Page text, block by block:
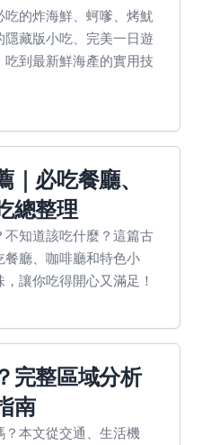
的炸海鮮、蚵嗲、烤魷
藏版小吃、完美一日遊
到最新鮮海產的實用技
｜必吃餐廳、
總整理
知道該吃什麼？這篇古
廳、咖啡廳和特色小
讓你吃得開心又滿足！
完整區域分析
南
本文從交通、生活機